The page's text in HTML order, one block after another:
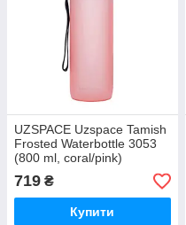
UZSPACE Uzspace Tamish
Frosted Waterbottle 3053
(800 ml, coral/pink)
719 ₴
Купити